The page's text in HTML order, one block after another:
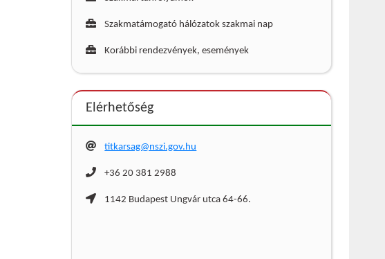
Szakmatámogató hálózatok szakmai nap
Korábbi rendezvények, események
Elérhetőség
titkarsag@nszi.gov.hu
+36 20 381 2988
1142 Budapest Ungvár utca 64-66.